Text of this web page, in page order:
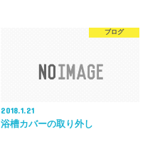
ブログ
2018.1.21
浴槽カバーの取り外し